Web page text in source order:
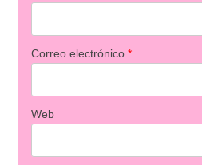
Correo electrónico *
Web